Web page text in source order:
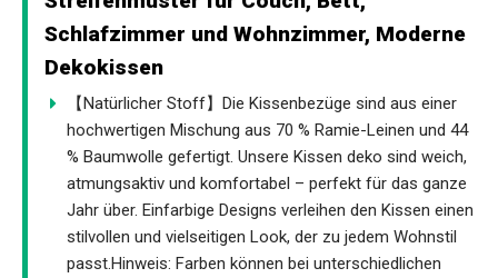
Schlafzimmer und Wohnzimmer, Moderne
Dekokissen
【Natürlicher Stoff】Die Kissenbezüge sind aus einer
hochwertigen Mischung aus 70 % Ramie-Leinen und 44
% Baumwolle gefertigt. Unsere Kissen deko sind weich,
atmungsaktiv und komfortabel – perfekt für das ganze
Jahr über. Einfarbige Designs verleihen den Kissen einen
stilvollen und vielseitigen Look, der zu jedem Wohnstil
passt.Hinweis: Farben können bei unterschiedlichen